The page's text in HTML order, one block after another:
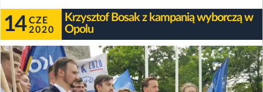
14 CZE
2020
Krzysztof Bosak z kampanią wyborczą w
Opolu